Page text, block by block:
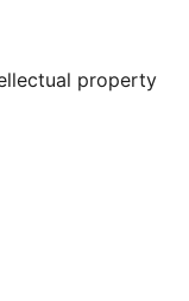
property